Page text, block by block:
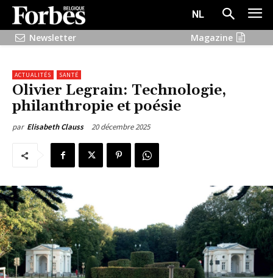
NL
Newsletter
Magazine
ACTUALITÉS SANTÉ
Olivier Legrain: Technologie,
philanthropie et poésie
par Elisabeth Clauss 20 décembre 2025